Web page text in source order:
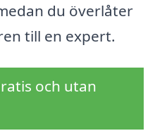
du överlåter
till en expert.
och utan